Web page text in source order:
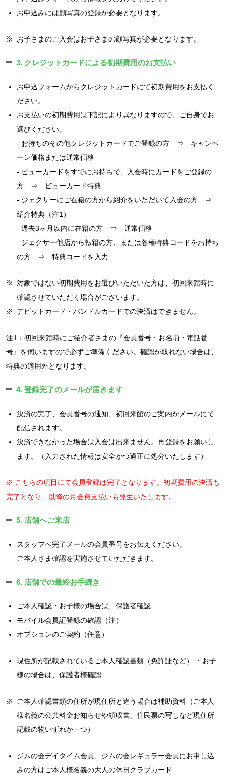
お申込みには顔写真の登録が必要となります。
※ お子さまのご入会はお子さまの顔写真が必要となります。
3. クレジットカードによる初期費用のお支払い
お申込フォームからクレジットカードにて初期費用をお支払く
ださい。
お支払いの初期費用は下記により異なりますので、ご自身でお
選びください。
- お持ちのその他クレジットカードでご登録の方 ⇒ キャンペ
ーン価格または通常価格
- ビューカードをすでにお持ちで、入会時にカードをご登録の
方 ⇒ ビューカード特典
- ジェクサーにご在籍の方から紹介をいただいて入会の方 ⇒
紹介特典（注1）
- 過去3ヶ月以内に在籍の方 ⇒ 通常価格
- ジェクサー他店から転籍の方、または各種特典コードをお持ち
の方 ⇒ 特典コードを入力
※ 対象ではない初期費用をお選びいただいた方は、初回来館時に
確認させていただく場合がございます。
※ デビットカード・バンドルカードでの決済はできません。
注1：初回来館時にご紹介者さまの『会員番号・お名前・電話番
号』を伺いますので必ずご準備ください。確認が取れない場合は、
特典の適用外となります。
4. 登録完了のメールが届きます
決済の完了、会員番号の通知、初回来館のご案内がメールにて
配信されます。
決済できなかった場合は入会は出来ません。再登録をお願いし
ます。（入力された情報は安全かつ適正に処分いたします）
※ こちらの項目にて会員登録は完了となります。初期費用の決済も
完了となり、以降の月会費支払いも発生いたします。
5. 店舗へご来店
スタッフへ完了メールの会員番号をお伝えください。
ご本人さま確認を実施させていただきます。
6. 店舗での最終お手続き
ご本人確認・お子様の場合は、保護者確認
モバイル会員証登録の確認（注）
オプションのご契約（任意）
現住所が記載されているご本人確認書類（免許証など） ・お子
様の場合は、保護者様確認
※
ご本人確認書類の住所が現住所と違う場合は補助資料（ご本人
様名義の公共料金お知らせや領収書、住民票の写しなど現住所
記載の物いずれか一つ）
ジムの会デイタイム会員、ジムの会レギュラー会員にお申し込
みの方はご本人様名義の大人の休日クラブカード